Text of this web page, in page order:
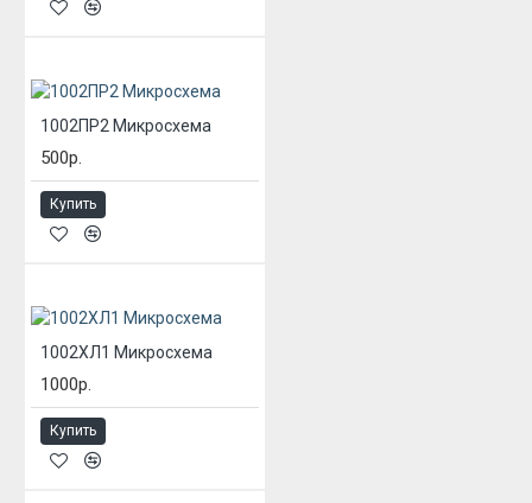
1002ПР2 Микросхема
500р.
Купить
1002ХЛ1 Микросхема
1000р.
Купить